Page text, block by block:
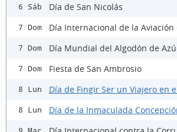
6 Sáb Día de San Nicolás
7 Dom Día Internacional de la Aviación
7 Dom Día Mundial del Algodón de
7 Dom Fiesta de San Ambrosio
8 Lun Día de Fingir Ser un Viajero en
8 Lun Día de la Inmaculada